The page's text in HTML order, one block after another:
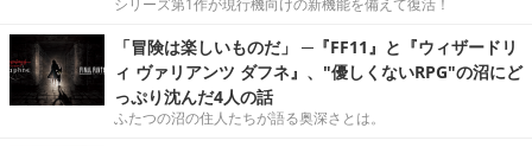
「冒険は楽しいものだ」 ─『FF11』と『ウィザードリ
ィ ヴァリアンツ ダフネ』、"優しくないRPG"の沼にど
っぷり沈んだ4人の話
ふたつの沼の住人たちが語る奥深さとは。